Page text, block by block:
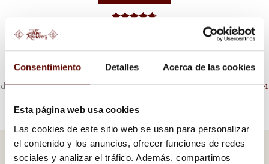
Consentimiento Detalles Acerca de las cookies
Esta página web usa cookies
Las cookies de este sitio web se usan para personalizar
el contenido y los anuncios, ofrecer funciones de redes
sociales y analizar el tráfico. Además, compartimos
Si tienes alguna duda puedes contactar con nosotros a través
delformulario de contactoo a través de nuestros teléfonos+34
NUESTRAS GARANTÍAS